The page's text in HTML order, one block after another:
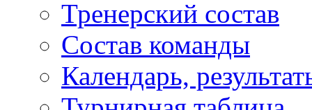
Тренерский состав
Состав команды
Календарь,